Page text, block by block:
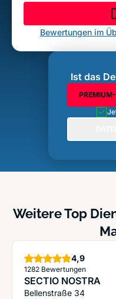
Bewertungen im
Ist das
Weitere Top
4,9Sterne
1282 Bewertungen
SECTIO NOSTRA
Bellenstraße 34